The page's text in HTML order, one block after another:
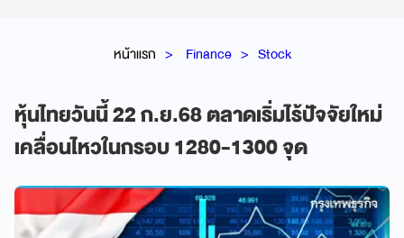
หน้าแรก Finance Stock
หุ้นไทยวันนี้ 22 ก.ย.68 ตลาดเริ่มไร้ปัจจัยใหม่
เคลื่อนไหวในกรอบ 1280-1300 จุด